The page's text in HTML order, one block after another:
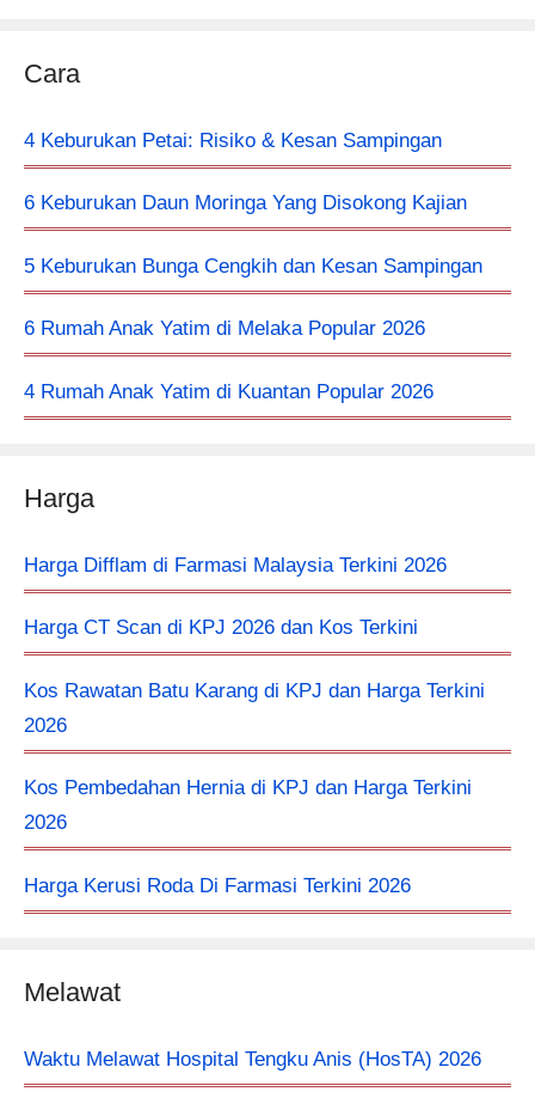
Cara
4 Keburukan Petai: Risiko & Kesan Sampingan
6 Keburukan Daun Moringa Yang Disokong Kajian
5 Keburukan Bunga Cengkih dan Kesan Sampingan
6 Rumah Anak Yatim di Melaka Popular 2026
4 Rumah Anak Yatim di Kuantan Popular 2026
Harga
Harga Difflam di Farmasi Malaysia Terkini 2026
Harga CT Scan di KPJ 2026 dan Kos Terkini
Kos Rawatan Batu Karang di KPJ dan Harga Terkini
2026
Kos Pembedahan Hernia di KPJ dan Harga Terkini
2026
Harga Kerusi Roda Di Farmasi Terkini 2026
Melawat
Waktu Melawat Hospital Tengku Anis (HosTA) 2026